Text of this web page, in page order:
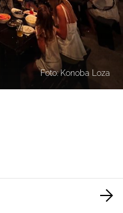
Foto: Konoba Loza